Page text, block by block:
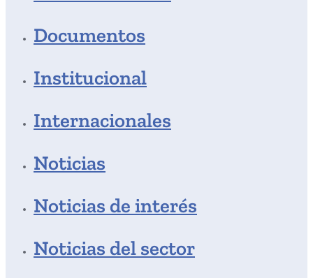
Documentos
Institucional
Internacionales
Noticias
Noticias de interés
Noticias del sector